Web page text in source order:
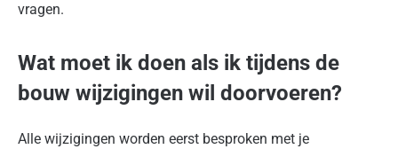
vragen.
Wat moet ik doen als ik tijdens de
bouw wijzigingen wil doorvoeren?
Alle wijzigingen worden eerst besproken met je